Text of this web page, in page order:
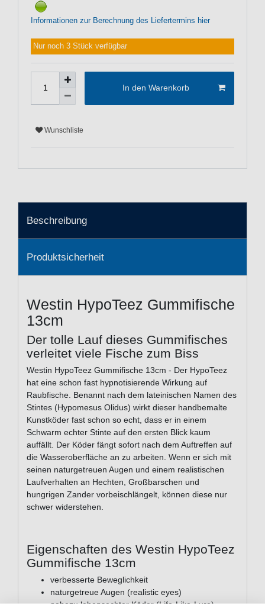
Informationen zur Berechnung des Liefertermins hier
Nur noch 3 Stück verfügbar
In den Warenkorb
Wunschliste
Beschreibung
Produktsicherheit
Westin HypoTeez Gummifische
13cm
Der tolle Lauf dieses Gummifisches
verleitet viele Fische zum Biss
Westin HypoTeez Gummifische 13cm - Der HypoTeez
hat eine schon fast hypnotisierende Wirkung auf
Raubfische. Benannt nach dem lateinischen Namen des
Stintes (Hypomesus Olidus) wirkt dieser handbemalte
Kunstköder fast schon so echt, dass er in einem
Schwarm echter Stinte auf den ersten Blick kaum
auffällt. Der Köder fängt sofort nach dem Auftreffen auf
die Wasseroberfläche an zu arbeiten. Wenn er sich mit
seinen naturgetreuen Augen und einem realistischen
Laufverhalten an Hechten, Großbarschen und
hungrigen Zander vorbeischlängelt, können diese nur
schwer widerstehen.
Eigenschaften des Westin HypoTeez
Gummifische 13cm
verbesserte Beweglichkeit
naturgetreue Augen (realistic eyes)
nahezu lebensechter Köder (Life-Like-Lure)